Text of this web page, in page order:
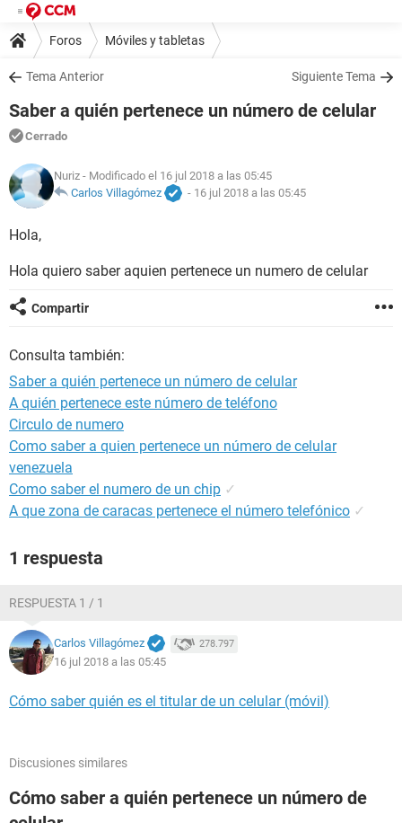
Foros Móviles y tabletas
Tema Anterior Siguiente Tema
Saber a quién pertenece un número de celular
Cerrado
Nuriz - Modificado el 16 jul 2018 a las 05:45
Carlos Villagómez
- 16 jul 2018 a las 05:45
Hola,
Hola quiero saber aquien pertenece un numero de celular
Compartir
Consulta también:
Saber a quién pertenece un número de celular
A quién pertenece este número de teléfono
Circulo de numero
Como saber a quien pertenece un número de celular
venezuela
Como saber el numero de un chip ✓
A que zona de caracas pertenece el número telefónico ✓
1 respuesta
RESPUESTA 1 / 1
Carlos Villagómez 278.797
16 jul 2018 a las 05:45
Cómo saber quién es el titular de un celular (móvil)
Discusiones similares
Cómo saber a quién pertenece un número de